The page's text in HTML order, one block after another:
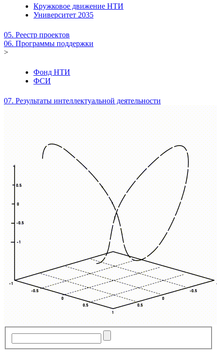
Кружковое движение НТИ
Университет 2035
05. Реестр проектов
06. Программы поддержки
>
Фонд НТИ
ФСИ
07. Результаты интеллектуальной деятельности